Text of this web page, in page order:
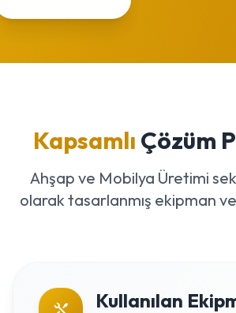
Kapsamlı Çözüm
Ahşap ve Mobilya Üretimi
olarak tasarlanmış ekipman
Kullanılan